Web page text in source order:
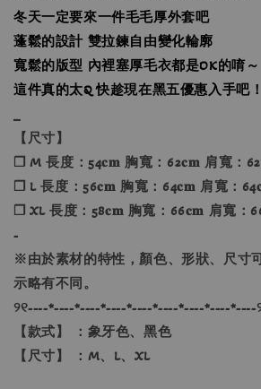
冬天一定要來一件毛毛厚外套吧
蓬鬆的設計 雙拉鍊自由變化輪廓
寬鬆的版型 內裡塞厚毛衣都是OK的唷～
這件真的太Q 快趁現在黑五優惠入手吧！
【尺寸】
❐ M 長度：54𝐜𝐦 胸寬：62𝐜𝐦 肩寬：
❐ L 長度：56𝐜𝐦 胸寬：64𝐜𝐦 肩寬：
❐ XL 長度：58𝐜𝐦 胸寬：66𝐜𝐦 肩寬：
-
※由於素材的特性，顏色、形狀、尺寸
示略有不同。
୨୧----*----*----*----*----*----*----*----*----
【款式】 ：象牙色、黑色
【尺寸】 ：M、L、XL